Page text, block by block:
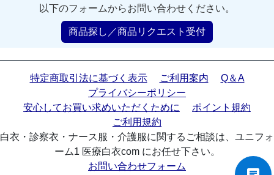
以下のフォームからお問い合わせください。
商品探し／商品リクエスト受付
特定商取引法に基づく表示 ご利用案内
Q＆A
プライバシーポリシー
安心してお買い求めいただくために
ポイント規約
ご利用規約
白衣・診察衣・ナース服・介護服に関するご相談は、ユニフォ
ーム1 医療白衣com にお任せ下さい。
お問い合わせフォーム